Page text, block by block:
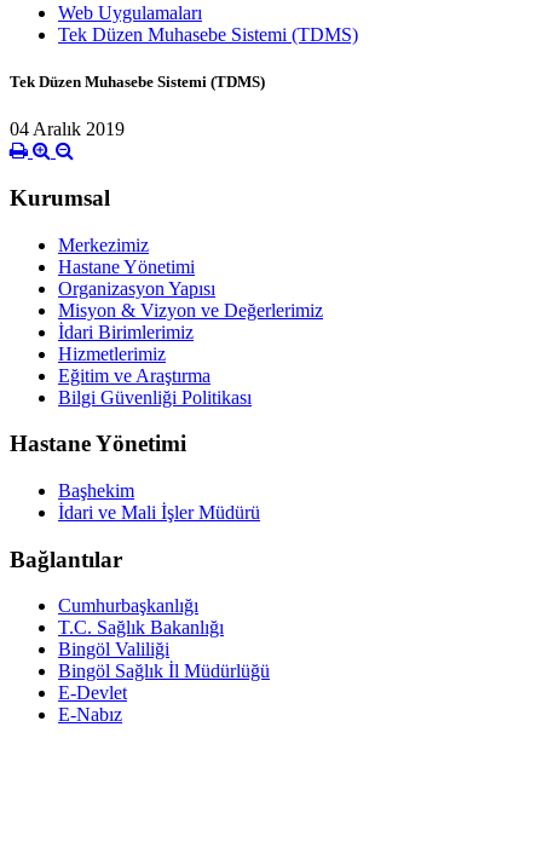
Web Uygulamaları
Tek Düzen Muhasebe Sistemi (TDMS)
Tek Düzen Muhasebe Sistemi (TDMS)
04 Aralık 2019
Kurumsal
Merkezimiz
Hastane Yönetimi
Organizasyon Yapısı
Misyon & Vizyon ve Değerlerimiz
İdari Birimlerimiz
Hizmetlerimiz
Eğitim ve Araştırma
Bilgi Güvenliği Politikası
Hastane Yönetimi
Başhekim
İdari ve Mali İşler Müdürü
Bağlantılar
Cumhurbaşkanlığı
T.C. Sağlık Bakanlığı
Bingöl Valiliği
Bingöl Sağlık İl Müdürlüğü
E-Devlet
E-Nabız